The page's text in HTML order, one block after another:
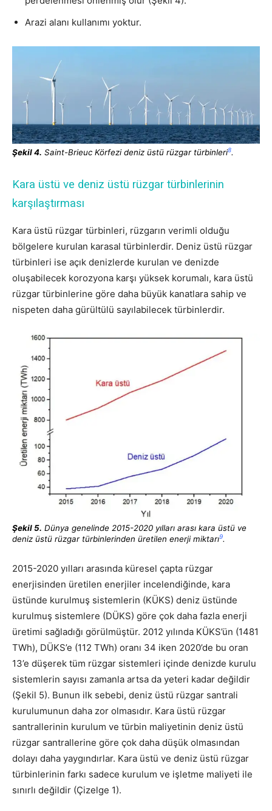
Arazi alanı kullanımı yoktur.
Şekil 4. Saint-Brieuc Körfezi deniz üstü rüzgar türbinleri8.
Kara üstü ve deniz üstü rüzgar türbinlerinin
karşılaştırması
Kara üstü rüzgar türbinleri, rüzgarın verimli olduğu
bölgelere kurulan karasal türbinlerdir. Deniz üstü rüzgar
türbinleri ise açık denizlerde kurulan ve denizde
oluşabilecek korozyona karşı yüksek korumalı, kara üstü
rüzgar türbinlerine göre daha büyük kanatlara sahip ve
nispeten daha gürültülü sayılabilecek türbinlerdir.
Şekil 5. Dünya genelinde 2015-2020 yılları arası kara üstü ve
deniz üstü rüzgar türbinlerinden üretilen enerji miktarı9.
2015-2020 yılları arasında küresel çapta rüzgar
enerjisinden üretilen enerjiler incelendiğinde, kara
üstünde kurulmuş sistemlerin (KÜKS) deniz üstünde
kurulmuş sistemlere (DÜKS) göre çok daha fazla enerji
üretimi sağladığı görülmüştür. 2012 yılında KÜKS’ün (1481
TWh), DÜKS’e (112 TWh) oranı 34 iken 2020’de bu oran
13’e düşerek tüm rüzgar sistemleri içinde denizde kurulu
sistemlerin sayısı zamanla artsa da yeteri kadar değildir
(Şekil 5). Bunun ilk sebebi, deniz üstü rüzgar santrali
kurulumunun daha zor olmasıdır. Kara üstü rüzgar
santrallerinin kurulum ve türbin maliyetinin deniz üstü
rüzgar santrallerine göre çok daha düşük olmasından
dolayı daha yaygındırlar. Kara üstü ve deniz üstü rüzgar
türbinlerinin farkı sadece kurulum ve işletme maliyeti ile
sınırlı değildir (Çizelge 1).